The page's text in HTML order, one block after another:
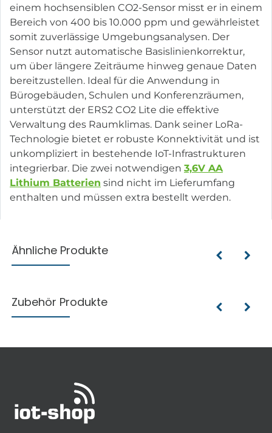
einem hochsensiblen CO2-Sensor misst er in einem
Bereich von 400 bis 10.000 ppm und gewährleistet
somit zuverlässige Umgebungsanalysen. Der
Sensor nutzt automatische Basislinienkorrektur,
um über längere Zeiträume hinweg genaue Daten
bereitzustellen. Ideal für die Anwendung in
Bürogebäuden, Schulen und Konferenzräumen,
unterstützt der ERS2 CO2 Lite die effektive
Verwaltung des Raumklimas. Dank seiner LoRa-
Technologie bietet er robuste Konnektivität und ist
unkompliziert in bestehende IoT-Infrastrukturen
integrierbar. Die zwei notwendigen 3,6V AA
Lithium Batterien sind nicht im Lieferumfang
enthalten und müssen extra bestellt werden.
Ähnliche Produkte
Zubehör Produkte